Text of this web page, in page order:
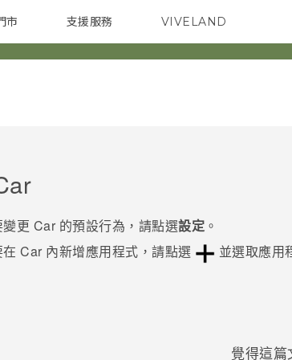
配件
案 企業採購
市
路 支援服務 VIVELAND
更 Car 的預設行為，請點選設定 。
在Car 內新增應用程式，請點選 並選取應用
覺得這篇